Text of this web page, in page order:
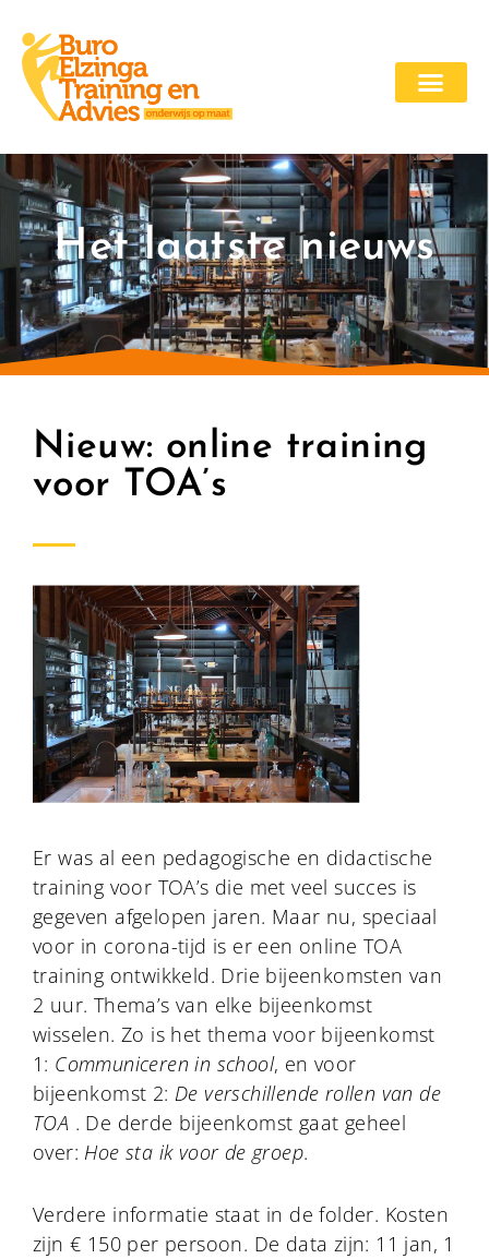
Het laatste nieuws
Nieuw: online training
voor TOA’s
Er was al een pedagogische en didactische
training voor TOA’s die met veel succes is
gegeven afgelopen jaren. Maar nu, speciaal
voor in corona-tijd is er een online TOA
training ontwikkeld. Drie bijeenkomsten van
2 uur. Thema’s van elke bijeenkomst
wisselen. Zo is het thema voor bijeenkomst
1: Communiceren in school, en voor
bijeenkomst 2: De verschillende rollen van de
TOA . De derde bijeenkomst gaat geheel
over: Hoe sta ik voor de groep.
Verdere informatie staat in de folder. Kosten
zijn € 150 per persoon. De data zijn: 11 jan, 1